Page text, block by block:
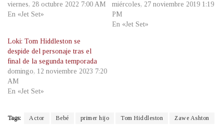
viernes, 28 octubre 2022 7:00 AM
En «Jet Set»
miércoles, 27 noviembre 2019 1:19
PM
En «Jet Set»
Loki: Tom Hiddleston se
despide del personaje tras el
final de la segunda temporada
domingo, 12 noviembre 2023 7:20
AM
En «Jet Set»
Tags: Actor Bebé primer hijo Tom Hiddleston Zawe Ashton